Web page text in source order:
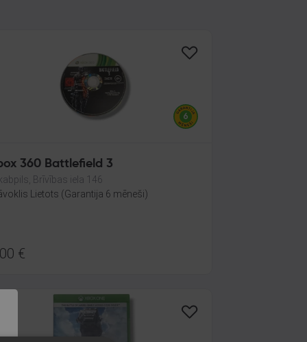
360 Battlefield 3
Brīvības iela 146
Lietots (Garantija 6 mēneši)
€